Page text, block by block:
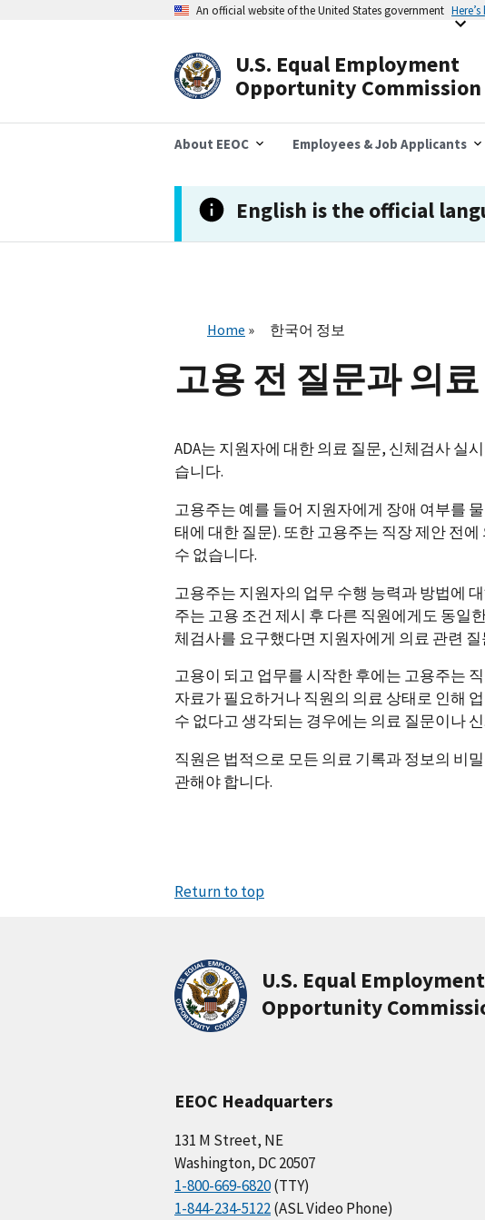
너
An official website of the United States government
U.S. Equal Employment
Opportunity Commission
About EEOC Employees & Job Applicants
English is the official
Home 한국어 정보
고용 전 질문과 의
ADA는 지원자에 대한 의료 질문, 신체검사 실
습니다.
고용주는 예를 들어 지원자에게 장애 여부를
태에 대한 질문). 또한 고용주는 직장 제안 전
수 없습니다.
고용주는 지원자의 업무 수행 능력과 방법에
주는 고용 조건 제시 후 다른 직원에게도 동일
체검사를 요구했다면 지원자에게 의료 관련
고용이 되고 업무를 시작한 후에는 고용주는
자료가 필요하거나 직원의 의료 상태로 인해
수 없다고 생각되는 경우에는 의료 질문이나
직원은 법적으로 모든 의료 기록과 정보의 비
관해야 합니다.
Return to top
U.S. Equal Employment
Opportunity
EEOC Headquarters
131 M Street, NE
Washington, DC 20507
1-800-669-6820(TTY)
1-844-234-5122(ASL Video Phone)